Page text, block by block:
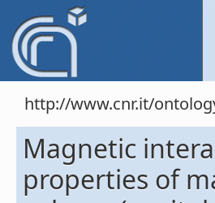
http://www.cnr.it/
Magnetic
properties of